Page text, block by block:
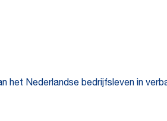
het Nederlandse bedrijfsleven in